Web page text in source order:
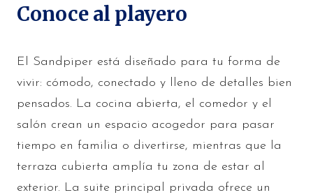
Conoce al playero
El Sandpiper está diseñado para tu forma de
vivir: cómodo, conectado y lleno de detalles bien
pensados. La cocina abierta, el comedor y el
salón crean un espacio acogedor para pasar
tiempo en familia o divertirse, mientras que la
terraza cubierta amplía tu zona de estar al
exterior. La suite principal privada ofrece un